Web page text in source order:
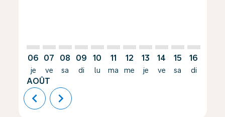
06
je
AOÛT
07
ve
08
sa
09
di
10
lu
11
ma
12
me
13
je
14
ve
15
sa
16
di
chevron_left chevron_right